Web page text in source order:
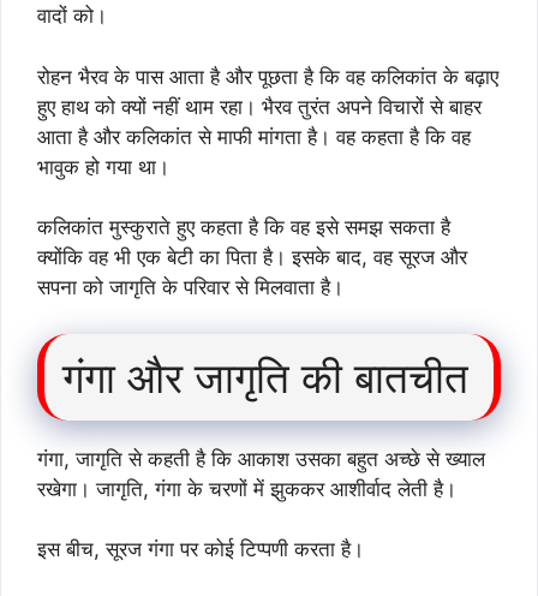
वादों को।
रोहन भैरव के पास आता है और पूछता है कि वह कलिकांत के बढ़ाए
हुए हाथ को क्यों नहीं थाम रहा। भैरव तुरंत अपने विचारों से बाहर
आता है और कलिकांत से माफी मांगता है। वह कहता है कि वह
भावुक हो गया था।
कलिकांत मुस्कुराते हुए कहता है कि वह इसे समझ सकता है
क्योंकि वह भी एक बेटी का पिता है। इसके बाद, वह सूरज और
सपना को जागृति के परिवार से मिलवाता है।
गंगा और जागृति की बातचीत
गंगा, जागृति से कहती है कि आकाश उसका बहुत अच्छे से ख्याल
रखेगा। जागृति, गंगा के चरणों में झुककर आशीर्वाद लेती है।
इस बीच, सूरज गंगा पर कोई टिप्पणी करता है।